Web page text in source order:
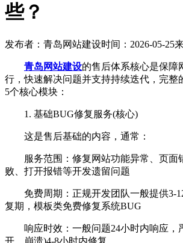
些？
发布者：青岛网站建设时间：2026-05-25
青岛网站建设的售后体系核心是保障
行，快速解决问题并支持持续迭代，完整
5个核心模块：
1. 基础BUG修复服务(核心)
这是售后基础的内容，通常：
服务范围：修复网站功能异常、页面
败、打开报错等开发遗留问题
免费周期：正规开发团队一般提供3-
复期，模板类免费修复系统BUG
响应时效：一般问题24小时内响应，